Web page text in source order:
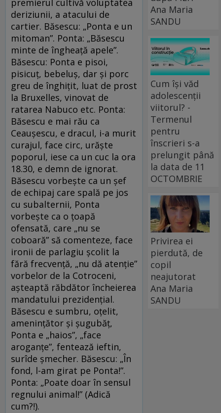
premierul cultivă voluptatea
deriziunii, a atacului de
cartier. Băsescu: „Ponta e un
mitoman”. Ponta: „Băsescu
minte de îngheaţă apele”.
Băsescu: Ponta e pisoi,
pisicuţ, bebeluş, dar şi porc
greu de înghiţit, luat de prost
la Bruxelles, vinovat de
ratarea Nabuco etc. Ponta:
Băsescu e mai rău ca
Ceauşescu, e dracul, i-a murit
curajul, face circ, urăşte
poporul, iese ca un cuc la ora
18.30, e demn de ignorat.
Băsescu vorbeşte ca un şef
de echipaj care spală pe jos
cu subalternii, Ponta
vorbeşte ca o ţoapă
ofensată, care „nu se
coboară” să comenteze, face
ironii de parlagiu şcolit la
fără frecvenţă, „nu dă atenţie”
vorbelor de la Cotroceni,
aşteaptă răbdător încheierea
mandatului prezidenţial.
Băsescu e sumbru, oţelit,
ameninţător şi şugubăţ,
Ponta e „haios”, „face
aroganţe”, fentează ieftin,
surîde şmecher. Băsescu: „În
fond, l-am girat pe Ponta!”.
Ponta: „Poate doar în sensul
regnului animal!” (Adică
cum?!).
Ana Maria
SANDU
Cum își văd
adolescenții
viitorul? -
Termenul
pentru
înscrieri s-a
prelungit până
la data de 11
OCTOMBRIE
Privirea ei
pierdută, de
copil
neajutorat
Ana Maria
SANDU